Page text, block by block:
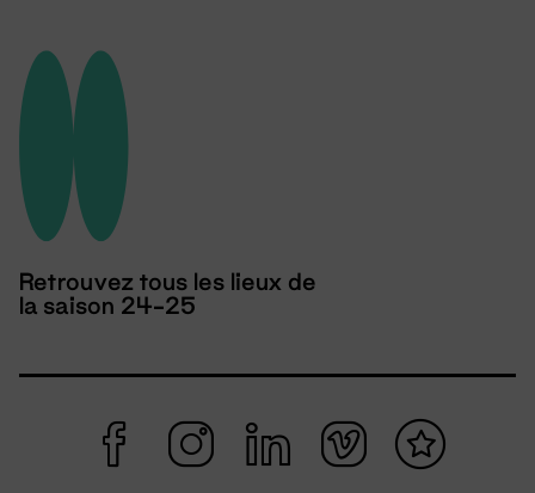
Retrouvez tous les lieux de
la saison 24-25